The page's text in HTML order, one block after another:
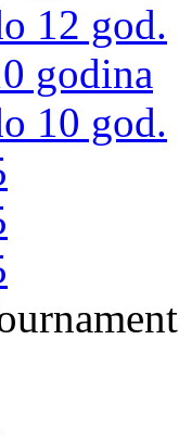
12 god.
godina
10 god.